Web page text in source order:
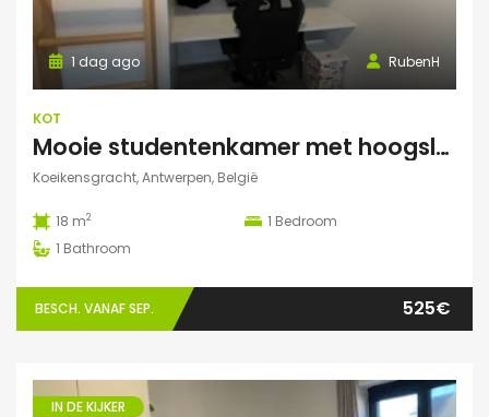
RubenH
1 dag ago
KOT
Mooie studentenkamer met hoogslaper en grote gemeenschappelijke ruimte/terras in Campus Eilandje
Koeikensgracht, Antwerpen, België
18 m2 1 Bedroom
1 Bathroom
BESCH. VANAF SEP. 525€
IN DE KIJKER